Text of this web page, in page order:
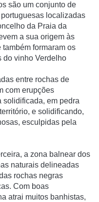
são um conjunto de
localizadas
da Praia da
a sua origem às
formaram os
do vinho Verdelho
entre rochas de
com erupções
solidificada, em pedra
e solidificando,
esculpidas pela
a zona balnear dos
naturais delineadas
rochas negras
Com boas
atrai muitos banhistas,